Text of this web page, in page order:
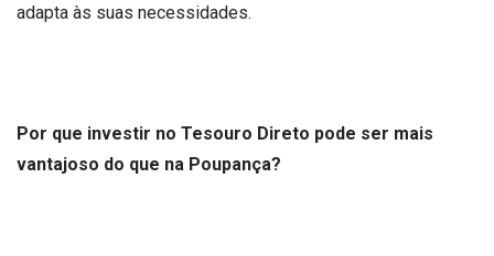
adapta às suas necessidades.
Por que investir no Tesouro Direto pode ser mais
vantajoso do que na Poupança?